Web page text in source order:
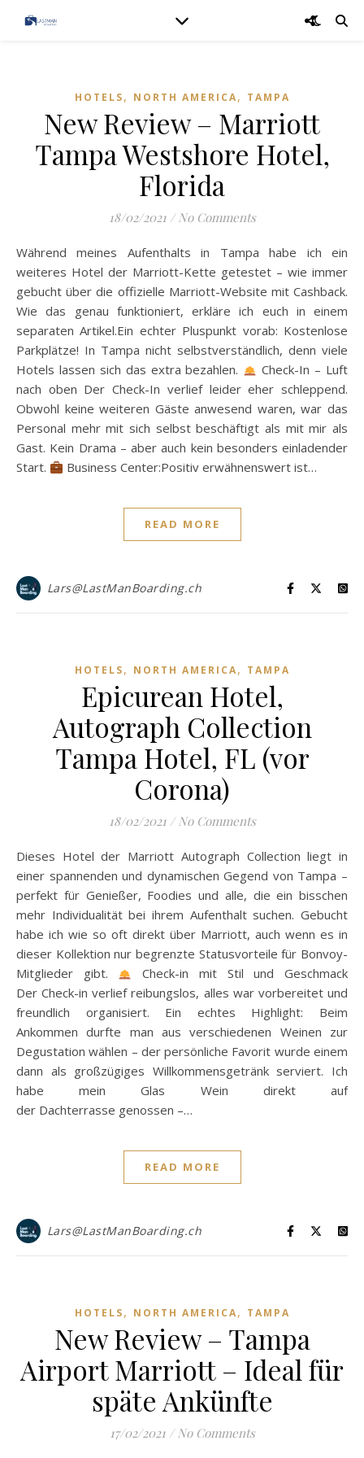
HOTELS, NORTH AMERICA, TAMPA
New Review – Marriott
Tampa Westshore Hotel,
Florida
18/02/2021 / No Comments
Während meines Aufenthalts in Tampa habe ich ein
weiteres Hotel der Marriott-Kette getestet – wie immer
gebucht über die offizielle Marriott-Website mit Cashback.
Wie das genau funktioniert, erkläre ich euch in einem
separaten Artikel.Ein echter Pluspunkt vorab: Kostenlose
Parkplätze! In Tampa nicht selbstverständlich, denn viele
Hotels lassen sich das extra bezahlen.
Check-In – Luft
nach oben Der Check-In verlief leider eher schleppend.
Obwohl keine weiteren Gäste anwesend waren, war das
Personal mehr mit sich selbst beschäftigt als mit mir als
Gast. Kein Drama – aber auch kein besonders einladender
Start.
Business Center:Positiv erwähnenswert ist…
READ MORE
Lars@LastManBoarding.ch
HOTELS, NORTH AMERICA, TAMPA
Epicurean Hotel,
Autograph Collection
Tampa Hotel, FL (vor
Corona)
18/02/2021 / No Comments
Dieses Hotel der Marriott Autograph Collection liegt in
einer spannenden und dynamischen Gegend von Tampa –
perfekt für Genießer, Foodies und alle, die ein bisschen
mehr Individualität bei ihrem Aufenthalt suchen. Gebucht
habe ich wie so oft direkt über Marriott, auch wenn es in
dieser Kollektion nur begrenzte Statusvorteile für Bonvoy-
Mitglieder gibt.
Check-in mit Stil und Geschmack
Der Check-in verlief reibungslos, alles war vorbereitet und
freundlich organisiert. Ein echtes Highlight: Beim
Ankommen durfte man aus verschiedenen Weinen zur
Degustation wählen – der persönliche Favorit wurde einem
dann als großzügiges Willkommensgetränk serviert. Ich
habe mein Glas Wein direkt auf
der Dachterrasse genossen –…
READ MORE
Lars@LastManBoarding.ch
HOTELS, NORTH AMERICA, TAMPA
New Review – Tampa
Airport Marriott – Ideal für
späte Ankünfte
17/02/2021 / No Comments